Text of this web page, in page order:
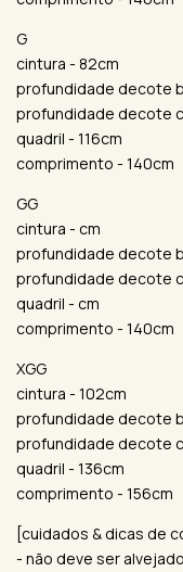
G
cintura - 82cm
profundidade decote
profundidade decote
quadril - 116cm
comprimento - 140cm
GG
cintura - cm
profundidade decote
profundidade decote
quadril - cm
comprimento - 140cm
XGG
cintura - 102cm
profundidade decote
profundidade decote
quadril - 136cm
comprimento - 156cm
[cuidados & dicas de
- não deve ser